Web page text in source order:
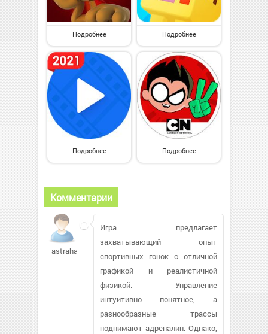
Подробнее Подробнее
Подробнее Подробнее
Комментарии
astrahanec446
Игра предлагает
захватывающий опыт
спортивных гонок с отличной
графикой и реалистичной
физикой. Управление
интуитивно понятное, а
разнообразные трассы
поднимают адреналин. Однако,